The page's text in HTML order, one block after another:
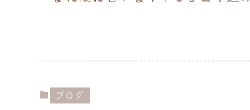
ブログ